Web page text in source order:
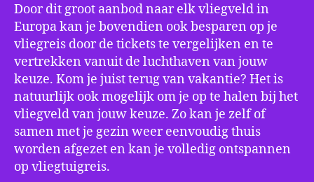
Door dit groot aanbod naar elk vliegveld in
Europa kan je bovendien ook besparen op je
vliegreis door de tickets te vergelijken en te
vertrekken vanuit de luchthaven van jouw
keuze. Kom je juist terug van vakantie? Het is
natuurlijk ook mogelijk om je op te halen bij het
vliegveld van jouw keuze. Zo kan je zelf of
samen met je gezin weer eenvoudig thuis
worden afgezet en kan je volledig ontspannen
op vliegtuigreis.